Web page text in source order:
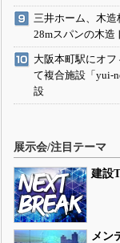
三井ホーム、木
28mスパンの木造
大阪本町駅にオ
て複合施設「yui-
設
展示会/注目テーマ
建設
メン